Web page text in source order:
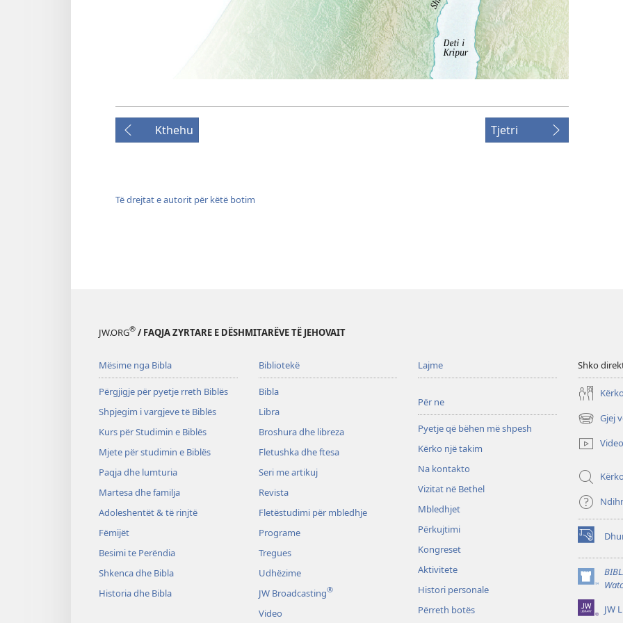
Kthehu Tjetri
Të drejtat e autorit për këtë botim
JW.ORG® / FAQJA ZYRTARE E DËSHMITARËVE TË JEHOVAIT
Mësime nga Bibla
Përgjigje për pyetje rreth Biblës
Shpjegim i vargjeve të Biblës
Kurs për Studimin e Biblës
Mjete për studimin e Biblës
Paqja dhe lumturia
Martesa dhe familja
Adoleshentët & të rinjtë
Fëmijët
Besimi te Perëndia
Shkenca dhe Bibla
Historia dhe Bibla
Bibliotekë
Bibla
Libra
Broshura dhe libreza
Fletushka dhe ftesa
Seri me artikuj
Revista
Fletëstudimi për mbledhje
Programe
Tregues
Udhëzime
JW Broadcasting®
Video
Lajme
Për ne
Pyetje që bëhen më shpesh
Kërko një takim
Na kontakto
Vizitat në Bethel
Mbledhjet
Përkujtimi
Kongreset
Aktivitete
Histori personale
Përreth botës
Shko
Gjej
(hap
dritare
të
Video
Kërko
(hap
dritare
të
re)
(hap
dritare
të
JW